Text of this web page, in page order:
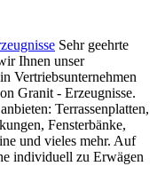
Sehr geehrte
Ihnen unser
Vertriebsunternehmen
Granit - Erzeugnisse.
Terrassenplatten,
Fensterbänke,
und vieles mehr. Auf
individuell zu Erwägen